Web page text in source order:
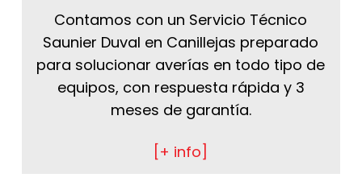
Contamos con un Servicio Técnico
Saunier Duval en Canillejas preparado
para solucionar averías en todo tipo de
equipos, con respuesta rápida y 3
meses de garantía.
[+ info]